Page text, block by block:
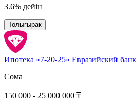
3.6% дейін
Толығырак
Ипотека «7-20-25» Евразийский банк
Сома
150 000 - 25 000 000 ₸